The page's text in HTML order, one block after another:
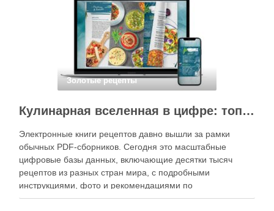
Золотые рецепты
Кулинарная вселенная в цифре: топ-3 самых больших электронных книг рецептов
Электронные книги рецептов давно вышли за рамки
обычных PDF-сборников. Сегодня это масштабные
цифровые базы данных, включающие десятки тысяч
рецептов из разных стран мира, с подробными
инструкциями, фото и рекомендациями по
приготовлению. В отличие от печатных изданий,